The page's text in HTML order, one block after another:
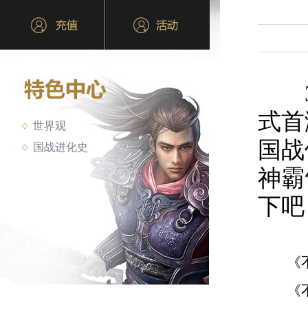
世界观
国战进化史
3D
式
国
神
下
《不
《不